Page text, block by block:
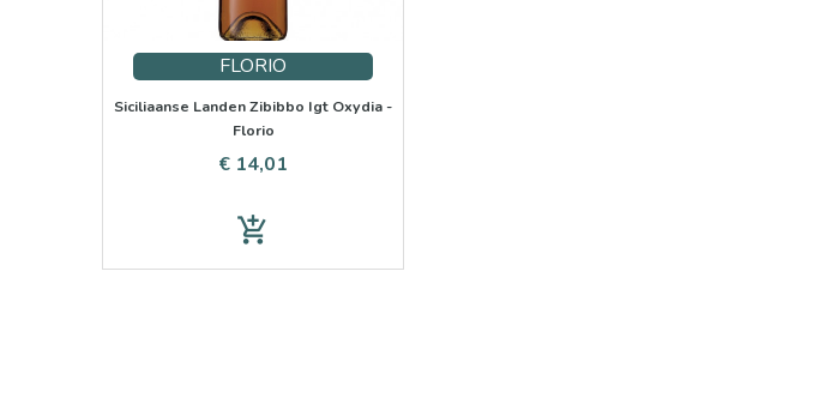
FLORIO
Siciliaanse Landen Zibibbo Igt Oxydia -
Florio
Prijs
€ 14,01
add_shopping_cart